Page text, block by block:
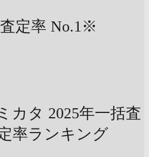
定率 No.1※
カタ 2025年一括査
率ランキング